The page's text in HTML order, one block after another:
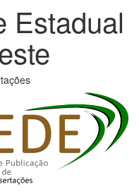
Estadual